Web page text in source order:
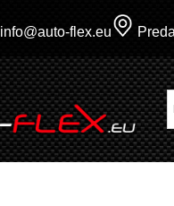
info@auto-flex.eu